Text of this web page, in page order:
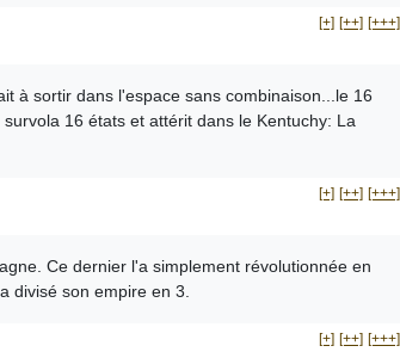
[+] [++] [+++]
à sortir dans l'espace sans combinaison...le 16
16 états et attérit dans le Kentuchy: La
[+] [++] [+++]
Ce dernier l'a simplement révolutionnée en
divisé son empire en 3.
[+] [++] [+++]